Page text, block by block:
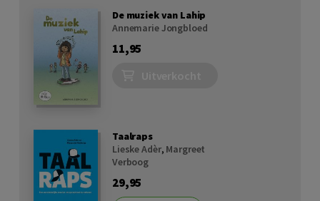
De muziek van Lahip
Annemarie Jongbloed
11,95
Taalraps
Lieske Adèr, Margreet
Verboog
29,95